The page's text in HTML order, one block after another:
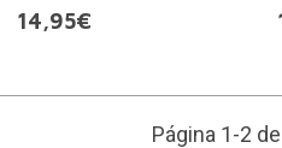
14,95€
Página 1-2